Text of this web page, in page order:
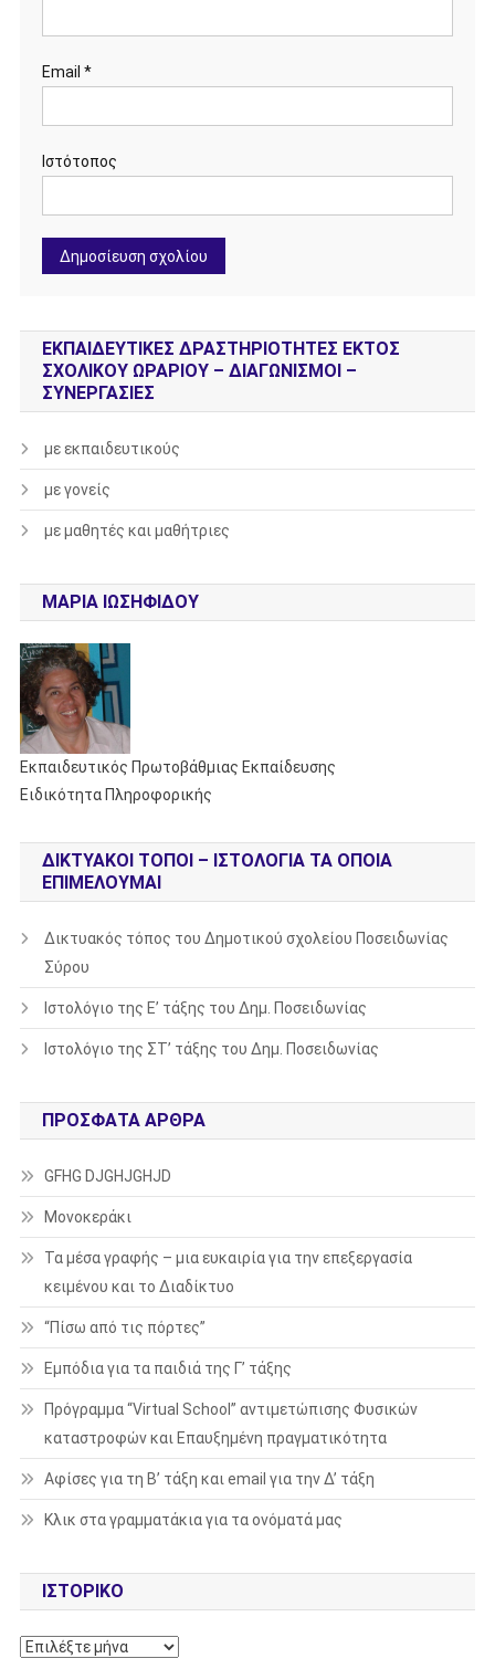
Email *
Ιστότοπος
ΕΚΠΑΙΔΕΥΤΙΚΈΣ ΔΡΑΣΤΗΡΙΌΤΗΤΕΣ ΕΚΤΌΣ
ΣΧΟΛΙΚΟΎ ΩΡΑΡΊΟΥ – ΔΙΑΓΩΝΙΣΜΟΊ –
ΣΥΝΕΡΓΑΣΊΕΣ
με εκπαιδευτικούς
με γονείς
με μαθητές και μαθήτριες
ΜΑΡΊΑ ΙΩΣΗΦΊΔΟΥ
Εκπαιδευτικός Πρωτοβάθμιας Εκπαίδευσης
Ειδικότητα Πληροφορικής
ΔΙΚΤΥΑΚΟΊ ΤΌΠΟΙ – ΙΣΤΟΛΌΓΙΑ ΤΑ ΟΠΟΊΑ
ΕΠΙΜΕΛΟΎΜΑΙ
Δικτυακός τόπος του Δημοτικού σχολείου Ποσειδωνίας
Σύρου
Ιστολόγιο της Ε’ τάξης του Δημ. Ποσειδωνίας
Ιστολόγιο της ΣΤ’ τάξης του Δημ. Ποσειδωνίας
ΠΡΌΣΦΑΤΑ ΆΡΘΡΑ
GFHG DJGHJGHJD
Μονοκεράκι
Τα μέσα γραφής – μια ευκαιρία για την επεξεργασία
κειμένου και το Διαδίκτυο
“Πίσω από τις πόρτες”
Εμπόδια για τα παιδιά της Γ’ τάξης
Πρόγραμμα “Virtual School” αντιμετώπισης Φυσικών
καταστροφών και Επαυξημένη πραγματικότητα
Αφίσες για τη Β’ τάξη και email για την Δ’ τάξη
Κλικ στα γραμματάκια για τα ονόματά μας
ΙΣΤΟΡΙΚΌ
Ιστορικό